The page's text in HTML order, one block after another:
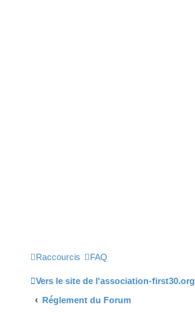
Raccourcis FAQ
Vers le site de l'association-first30.org
Réglement du Forum